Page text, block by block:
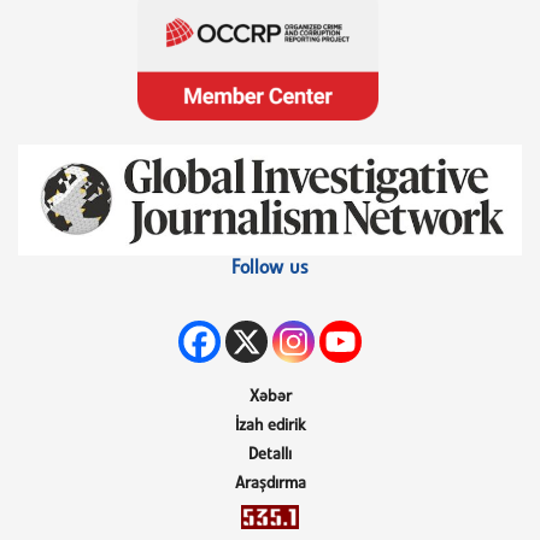
Follow us
Xəbər
İzah edirik
Detallı
Araşdırma